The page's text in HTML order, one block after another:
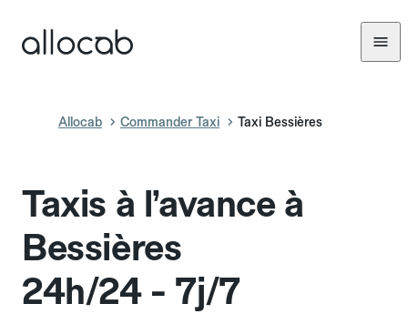
Allocab Commander Taxi Taxi Bessières
Taxis à l’avance à
Bessières
24h/24 - 7j/7